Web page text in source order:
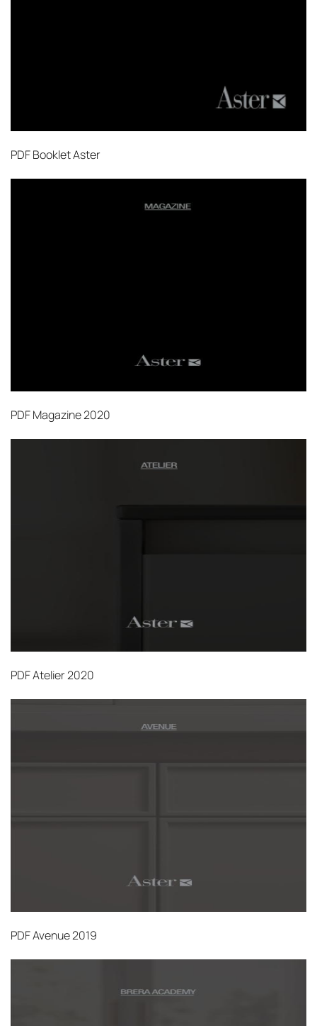
PDFBooklet Aster
PDFMagazine 2020
PDFAtelier 2020
PDFAvenue 2019